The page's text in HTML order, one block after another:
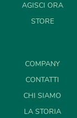
AGISCI ORA
STORE
COMPANY
CONTATTI
CHI SIAMO
LA STORIA